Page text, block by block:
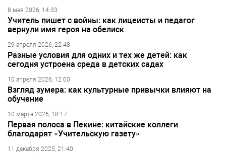
8 мая 2026, 14:33
Учитель пишет с войны: как лицеисты и педагог
вернули имя героя на обелиск
29 апреля 2026, 22:48
Разные условия для одних и тех же детей: как
сегодня устроена среда в детских садах
10 апреля 2026, 12:00
Взгляд зумера: как культурные привычки влияют на
обучение
10 марта 2026, 18:17
Первая полоса в Пекине: китайские коллеги
благодарят «Учительскую газету»
11 декабря 2025, 21:40